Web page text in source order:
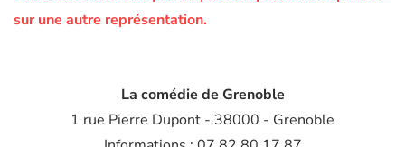
sur une autre représentation.
La comédie de Grenoble
1 rue Pierre Dupont - 38000 - Grenoble